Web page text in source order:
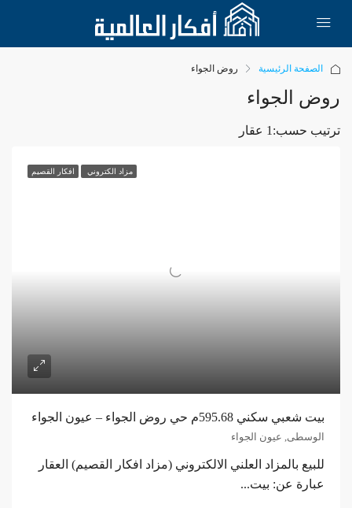
الصفحة الرئيسية روض الجواء
روض الجواء
1 عقار ترتيب حسب:
مزاد الكتروني افكار القصيم
بيت شعبي سكني 595.68م حي روض الجواء – عيون الجواء
الوسطى, عيون الجواء
للبيع بالمزاد العلني الالكتروني (مزاد افكار القصيم) العقار
عبارة عن: بيت...